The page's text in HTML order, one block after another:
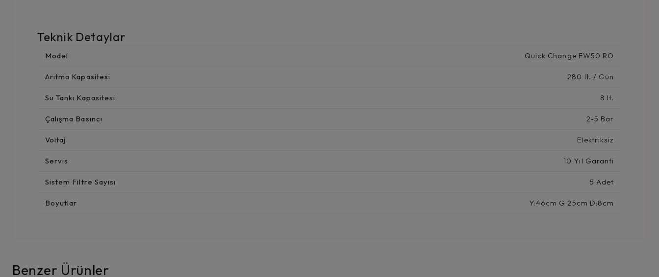
Teknik Detaylar
Model Quick Change FW50 RO
Arıtma Kapasitesi 280 lt. / Gün
Su Tankı Kapasitesi 8 lt.
Çalışma Basıncı 2-5 Bar
Voltaj Elektriksiz
Servis 10 Yıl Garanti
Sistem Filtre Sayısı 5 Adet
Boyutlar Y:46cm G:25cm D:8cm
Benzer Ürünler